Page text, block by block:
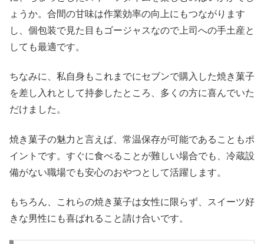
ょうか。合間の甘味は作業効率の向上にもつながります
し、個包装で見た目もゴージャスなので上司への手土産と
しても最適です。
ちなみに、私自身もこれまでにセブンで購入した焼き菓子
を差し入れとして持参したところ、多くの方に喜んでいた
だけました。
焼き菓子の魅力と言えば、常温保存が可能であることもポ
イントです。すぐに食べることが難しい場合でも、冷蔵設
備がない職場でも安心のおやつとして活躍します。
もちろん、これらの焼き菓子は女性に限らず、スイーツ好
きな男性にも喜ばれること請け合いです。